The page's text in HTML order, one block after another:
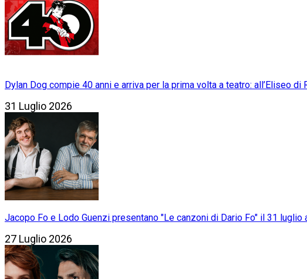
Dylan Dog compie 40 anni e arriva per la prima volta a teatro: all’Eliseo di
31 Luglio 2026
Jacopo Fo e Lodo Guenzi presentano "Le canzoni di Dario Fo" il 31 luglio
27 Luglio 2026